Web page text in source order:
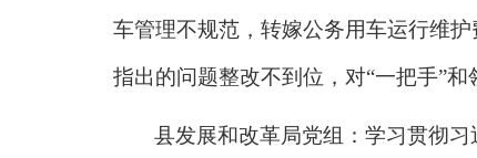
车管理不规范，转嫁公务用车运行维
指出的问题整改不到位，对“一把手”和
县发展和改革局党组：学习贯彻